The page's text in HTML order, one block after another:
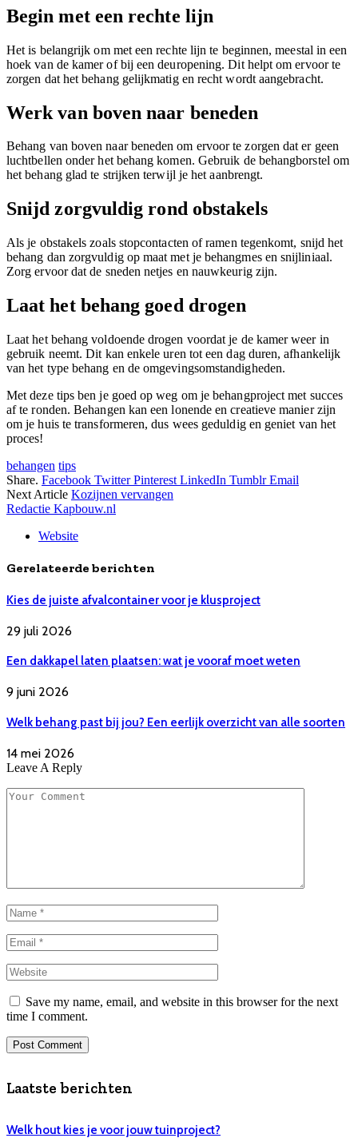
Begin met een rechte lijn
Het is belangrijk om met een rechte lijn te beginnen, meestal in een
hoek van de kamer of bij een deuropening. Dit helpt om ervoor te
zorgen dat het behang gelijkmatig en recht wordt aangebracht.
Werk van boven naar beneden
Behang van boven naar beneden om ervoor te zorgen dat er geen
luchtbellen onder het behang komen. Gebruik de behangborstel om
het behang glad te strijken terwijl je het aanbrengt.
Snijd zorgvuldig rond obstakels
Als je obstakels zoals stopcontacten of ramen tegenkomt, snijd het
behang dan zorgvuldig op maat met je behangmes en snijliniaal.
Zorg ervoor dat de sneden netjes en nauwkeurig zijn.
Laat het behang goed drogen
Laat het behang voldoende drogen voordat je de kamer weer in
gebruik neemt. Dit kan enkele uren tot een dag duren, afhankelijk
van het type behang en de omgevingsomstandigheden.
Met deze tips ben je goed op weg om je behangproject met succes
af te ronden. Behangen kan een lonende en creatieve manier zijn
om je huis te transformeren, dus wees geduldig en geniet van het
proces!
behangen tips
Share. Facebook Twitter Pinterest LinkedIn Tumblr Email
Next Article Kozijnen vervangen
Redactie Kapbouw.nl
Website
Gerelateerde berichten
Kies de juiste afvalcontainer voor je klusproject
29 juli 2026
Een dakkapel laten plaatsen: wat je vooraf moet weten
9 juni 2026
Welk behang past bij jou? Een eerlijk overzicht van alle soorten
14 mei 2026
Leave A Reply
Save my name, email, and website in this browser for the next
time I comment.
Laatste berichten
Welk hout kies je voor jouw tuinproject?